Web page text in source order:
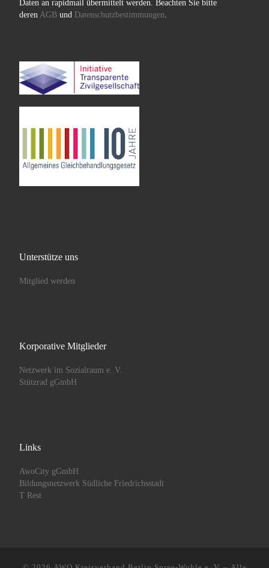
Daten an rapidmail übermittelt werden. Beachten Sie bitte
deren AGBund Datenschutzbestimmungen
Unterstütze uns
Mitglied werden
Korporative Mitglieder
Netzwerk im Sozialraum e. V.
Stützrad gGmbH
Links
AwoCity gGmbH
Bildungsnetzwerk Südliche Friedrichsstadt
T Rest